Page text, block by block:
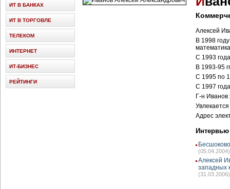
Алексей
В 1998
С 1993
В 1993-95
С 1995 по
С 1997
Г-н Иванов
Адрес
Интервью
(05.04.2004)
Алексей
западных
(31.03.2006)
ИТ В БАНКАХ
ИТ В ТОРГОВЛЕ
ТЕЛЕКОМ
ИНТЕРНЕТ
ИТ-БИЗНЕС
РЕЙТИНГИ